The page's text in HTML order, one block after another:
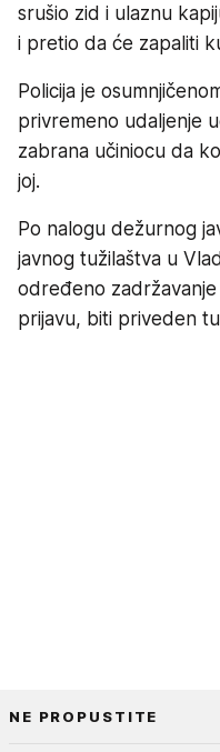
srušio zid i ulaznu
i pretio da će zapaliti
Policija je
privremeno udaljenje
zabrana učiniocu da
joj.
Po nalogu dežurnog
javnog tužilaštva u
određeno
prijavu, biti priveden
NE PROPUSTITE